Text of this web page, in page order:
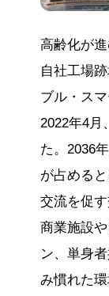
高齢化が
自社工場
ブル・ス
2022年4月
た。2036
が占める
交流を促
商業施設
ン、単身
み慣れた